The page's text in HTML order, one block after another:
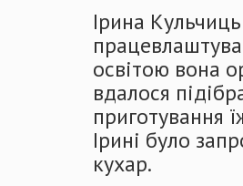
Ірина
освітою вона
вдалося
приготування
Ірині було
кухар.